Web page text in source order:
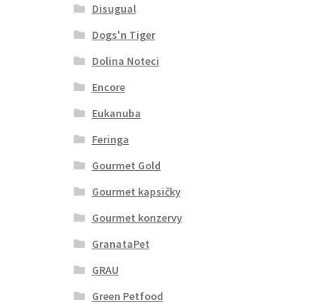
Disugual
Dogs'n Tiger
Dolina Noteci
Encore
Eukanuba
Feringa
Gourmet Gold
Gourmet kapsičky
Gourmet konzervy
GranataPet
GRAU
Green Petfood